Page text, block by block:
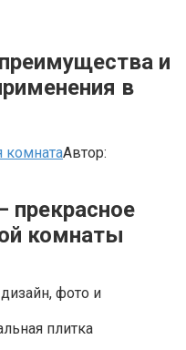
и
в
комнатаАвтор:
прекрасное
комнаты